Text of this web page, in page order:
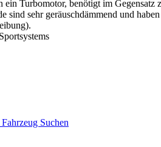
Turbomotor, benötigt im
sind sehr geräuschdämmend und
Suchen